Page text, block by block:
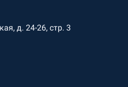
д. 24-26, стр. 3